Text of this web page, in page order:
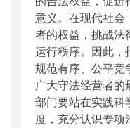
意义。在现代社会
者的权益，挑战法
运行秩序。因此，
规范有序、公平竞
广大守法经营者
部门要站在实践科
度，充分认识专